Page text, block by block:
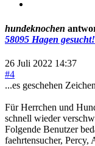
hundeknochen
58095 Hagen gesucht!
26 Juli 2022 14:37
#4
...es geschehen
Für Herrchen und
schnell wieder
Folgende Benutzer
faehrtensucher, Percy,